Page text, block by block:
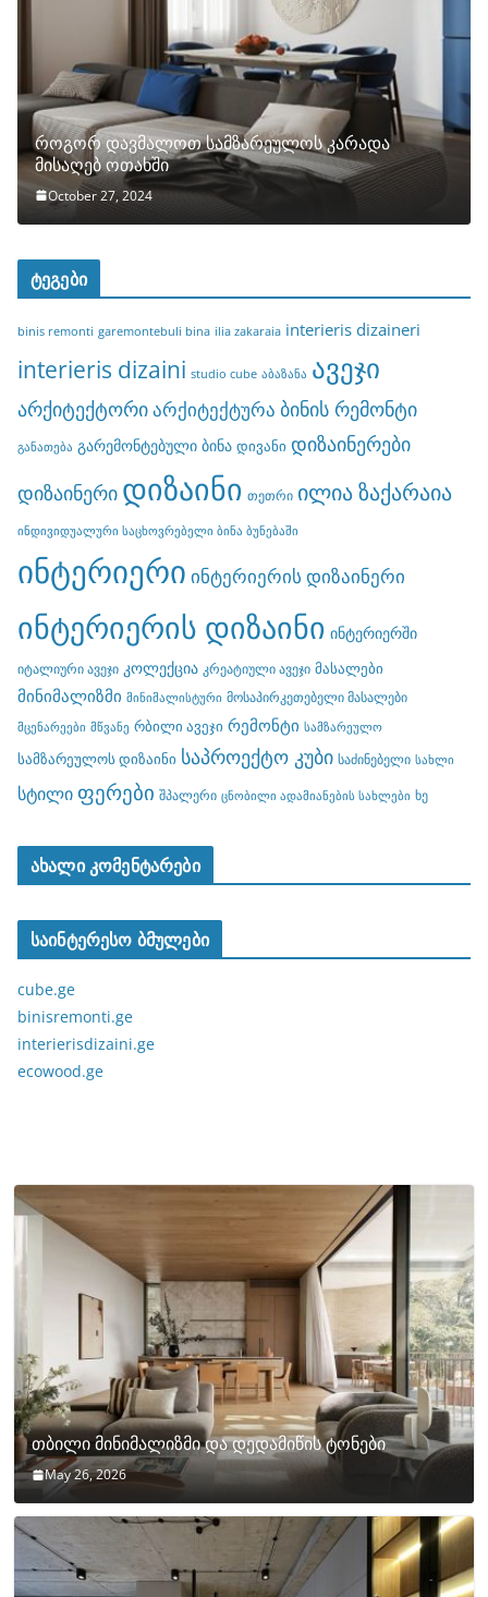
როგორ დავმალოთ სამზარეულოს კარადა
მისაღებ ოთახში
October 27, 2024
ტეგები
binis remonti garemontebuli bina ilia zakaraia interieris dizaineri
interieris dizaini studio cube აბაზანა ავეჯი
არქიტექტორიარქიტექტურა ბინის რემონტი
განათება გარემონტებული ბინა დივანი დიზაინერები
დიზაინერი დიზაინი თეთრი ილია ზაქარაია
ინდივიდუალური საცხოვრებელი ბინა ბუნებაში
ინტერიერი ინტერიერის დიზაინერი
ინტერიერის დიზაინი ინტერიერში
იტალიური ავეჯი კოლექცია კრეატიული ავეჯი მასალები
მინიმალიზმი მინიმალისტური მოსაპირკეთებელი მასალები
მცენარეები მწვანე რბილი ავეჯი რემონტი სამზარეულო
სამზარეულოს დიზაინი საპროექტო კუბი საძინებელი სახლი
სტილი ფერები შპალერი ცნობილი ადამიანების სახლები ხე
ახალი კომენტარები
საინტერესო ბმულები
cube.ge
binisremonti.ge
interierisdizaini.ge
ecowood.ge
თბილი მინიმალიზმი და დედამიწის ტონები
May 26, 2026